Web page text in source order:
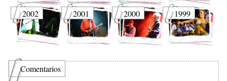
2002 2001 2000 1999
Comentarios